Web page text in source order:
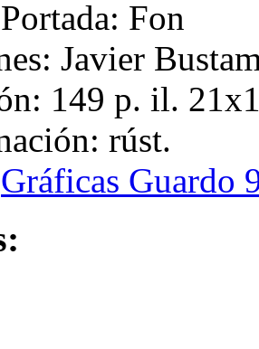
Portada: Fon
Javier
149 p. il.
rúst.
Gráficas Guardo